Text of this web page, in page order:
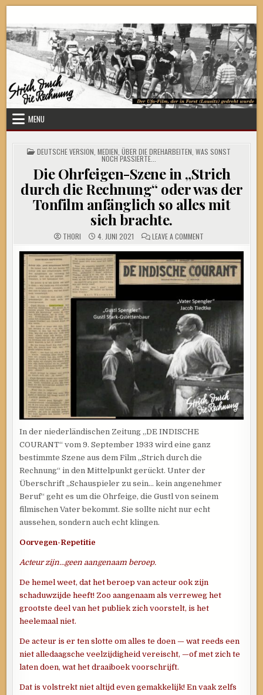
content
Strich durch die Rechnung
MENU
POSTED
IN
DEUTSCHE VERSION MEDIEN ÜBER DIE DREHARBEITEN WAS SONST
NOCH PASSIERTE...
Die Ohrfeigen-Szene in „Strich
durch die Rechnung“ oder was der
Tonfilm anfänglich so alles mit
sich brachte.
THORI 4. JUNI 2021 LEAVE A COMMENTON
OHRFEIGEN-
SZENE
IN
„STRICH
DURCH
DIE
ODER
WAS
DER
TONFILM
ANFÄNGLICH
SO
ALLES
MIT
SICH
BRACHTE.
In der niederländischen Zeitung „DE INDISCHE
COURANT“ vom 9. September 1933 wird eine ganz
bestimmte Szene aus dem Film „Strich durch die
Rechnung“ in den Mittelpunkt gerückt. Unter der
Überschrift „Schauspieler zu sein… kein angenehmer
Beruf“ geht es um die Ohrfeige, die Gustl von seinem
filmischen Vater bekommt. Sie sollte nicht nur echt
aussehen, sondern auch echt klingen.
Oorvegen-Repetitie
Acteur zijn…geen aangenaam beroep.
De hemel weet, dat het beroep van acteur ook zijn
schaduwzijde heeft! Zoo aangenaam als verreweg het
grootste deel van het publiek zich voorstelt, is het
heelemaal niet.
De acteur is er ten slotte om alles te doen — wat reeds een
niet alledaagsche veelzijdigheid vereischt, —of met zich te
laten doen, wat het draaiboek voorschrijft.
Dat is volstrekt niet altijd even gemakkelijk! En vaak zelfs